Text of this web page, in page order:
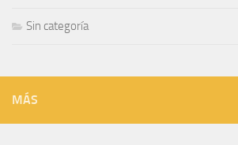
Sin categoría
MÁS